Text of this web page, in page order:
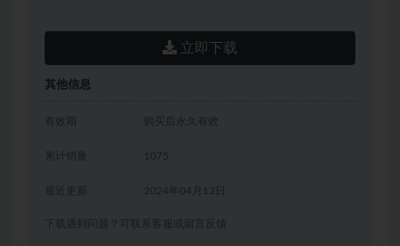
立即下载
其他信息
有效期 购买后永久有效
累计销量 1075
2024年04月12日
下载遇到问题？可联系客服或留言反馈